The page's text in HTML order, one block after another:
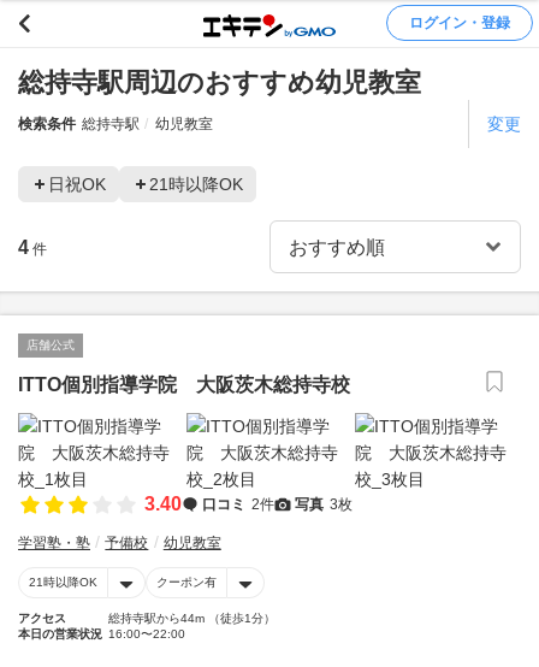
ログイン・登録
総持寺駅周辺のおすすめ幼児教室
検索条件 総持寺駅 幼児教室 変更
日祝OK 21時以降OK
4 件
店舗公式
ITTO個別指導学院 大阪茨木総持寺校
3.40 口コミ 2件 写真 3枚
学習塾・塾 予備校 幼児教室
21時以降OK クーポン有
アクセス
総持寺駅から44m （徒歩1分）
本日の営業状況 16:00〜22:00